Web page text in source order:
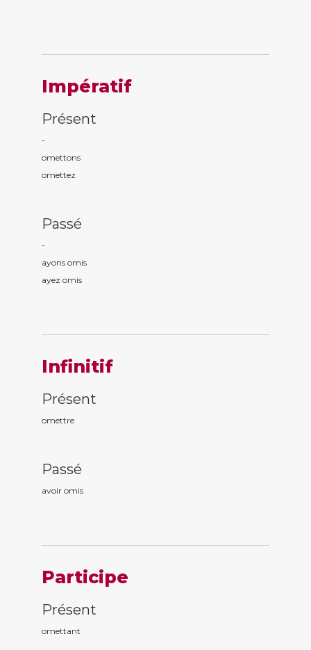
Impératif
Présent
-
omettons
omettez
Passé
-
ayons omis
ayez omis
Infinitif
Présent
omettre
Passé
avoir omis
Participe
Présent
omettant